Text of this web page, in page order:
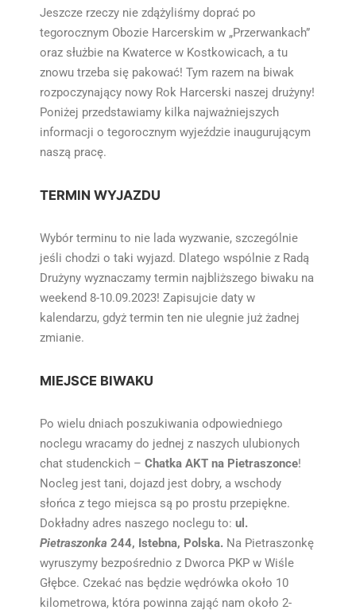
Jeszcze rzeczy nie zdążyliśmy doprać po
tegorocznym Obozie Harcerskim w „Przerwankach”
oraz służbie na Kwaterce w Kostkowicach, a tu
znowu trzeba się pakować! Tym razem na biwak
rozpoczynający nowy Rok Harcerski naszej drużyny!
Poniżej przedstawiamy kilka najważniejszych
informacji o tegorocznym wyjeździe inaugurującym
naszą pracę.
TERMIN WYJAZDU
Wybór terminu to nie lada wyzwanie, szczególnie
jeśli chodzi o taki wyjazd. Dlatego wspólnie z Radą
Drużyny wyznaczamy termin najbliższego biwaku na
weekend 8-10.09.2023! Zapisujcie daty w
kalendarzu, gdyż termin ten nie ulegnie już żadnej
zmianie.
MIEJSCE BIWAKU
Po wielu dniach poszukiwania odpowiedniego
noclegu wracamy do jednej z naszych ulubionych
chat studenckich – Chatka AKT na Pietraszonce!
Nocleg jest tani, dojazd jest dobry, a wschody
słońca z tego miejsca są po prostu przepiękne.
Dokładny adres naszego noclegu to: ul.
Pietraszonka 244, Istebna, Polska. Na Pietraszonkę
wyruszymy bezpośrednio z Dworca PKP w Wiśle
Głębce. Czekać nas będzie wędrówka około 10
kilometrowa, która powinna zająć nam około 2-